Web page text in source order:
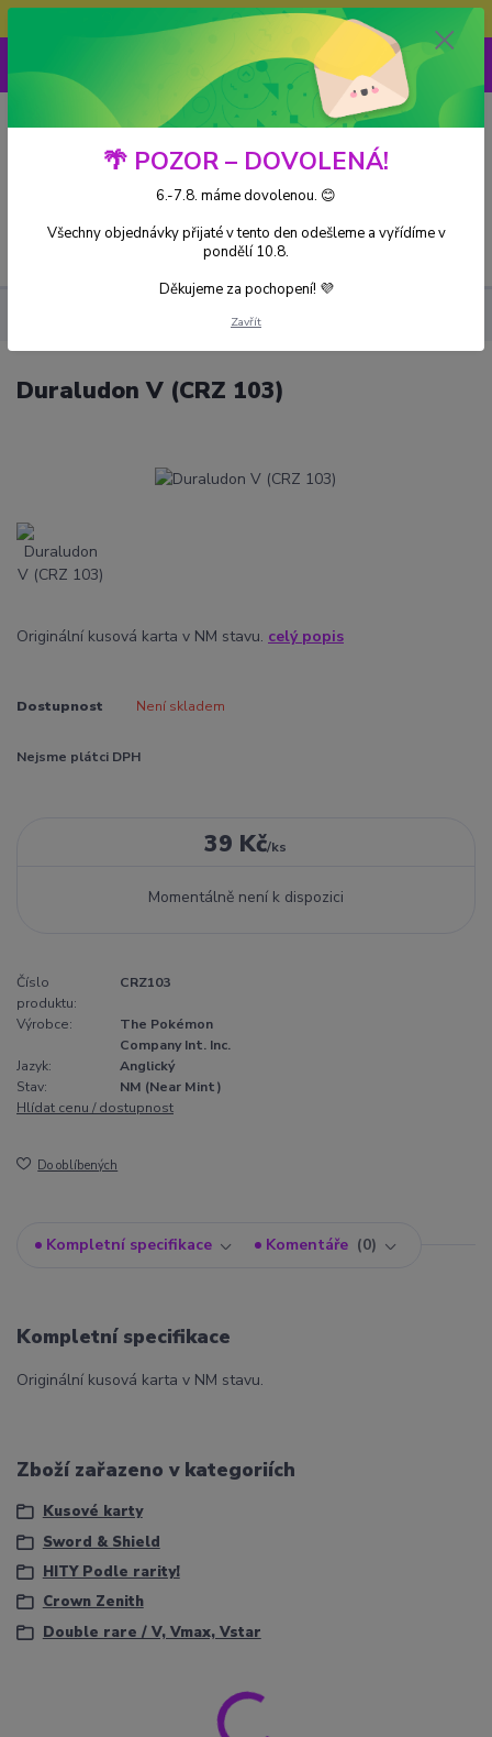
Doprava ZDARMA při nákupu nad 3000Kč
Menu
0 Kč
Duraludon V (CRZ 103)
Duraludon V (CRZ 103)
Originální kusová karta v NM stavu. celý popis
Dostupnost Není skladem
Nejsme plátci DPH
39 Kč/ks
Momentálně není k dispozici
Číslo
produktu:
CRZ103
Výrobce:
The Pokémon
Company Int. Inc.
Jazyk:
Anglický
Stav:
NM (Near Mint)
Hlídat cenu / dostupnost
Do oblíbených
Kompletní specifikace Komentáře 0
Kompletní specifikace
Originální kusová karta v NM stavu.
Zboží zařazeno v kategoriích
Kusové karty
Sword & Shield
HITY Podle rarity!
Crown Zenith
Double rare / V, Vmax, Vstar
🌴 POZOR – DOVOLENÁ!
6.-7.8. máme dovolenou. 😊
Všechny objednávky přijaté v tento den odešleme a vyřídíme v
pondělí 10.8.
Děkujeme za pochopení! 💜
Zavřít